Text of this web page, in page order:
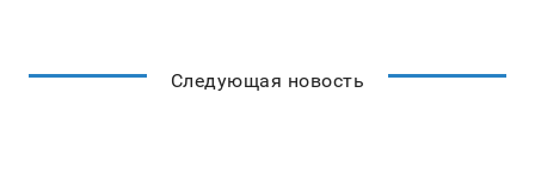
Следующая новость